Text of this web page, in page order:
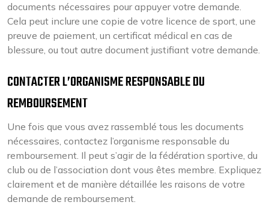
documents nécessaires pour appuyer votre demande.
Cela peut inclure une copie de votre licence de sport, une
preuve de paiement, un certificat médical en cas de
blessure, ou tout autre document justifiant votre demande.
CONTACTER L’ORGANISME RESPONSABLE DU
REMBOURSEMENT
Une fois que vous avez rassemblé tous les documents
nécessaires, contactez l’organisme responsable du
remboursement. Il peut s’agir de la fédération sportive, du
club ou de l’association dont vous êtes membre. Expliquez
clairement et de manière détaillée les raisons de votre
demande de remboursement.